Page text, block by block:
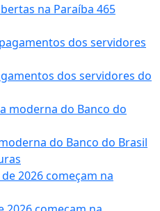
na Paraíba 465
dos servidores do
do Banco do Brasil